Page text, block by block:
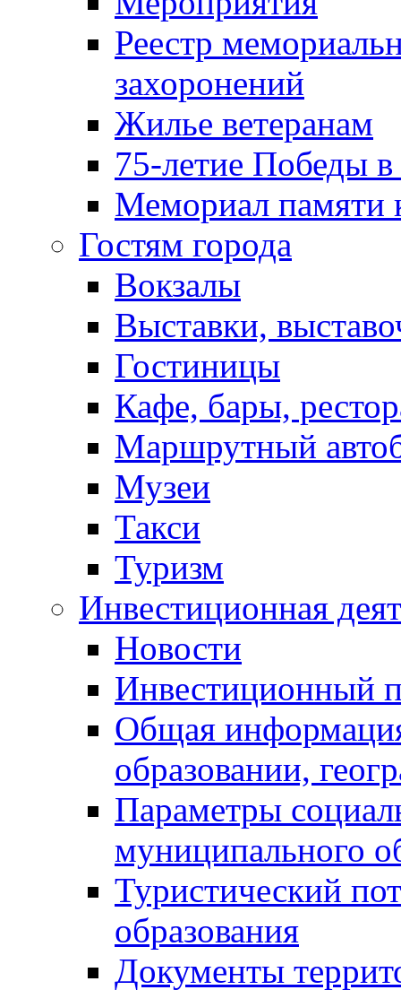
Реестр
захоронений
Жилье ветеранам
75-летие Победы
Мемориал памяти
Гостям города
Вокзалы
Выставки,
Гостиницы
Кафе, бары,
Маршрутный
Музеи
Такси
Туризм
Инвестиционная
Новости
Инвестиционный
Общая
образовании,
Параметры
муниципального
Туристический
образования
Документы